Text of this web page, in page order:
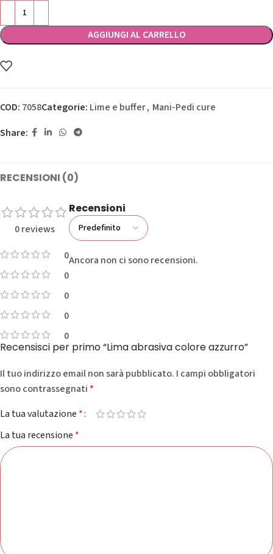
AGGIUNGI AL CARRELLO
COD: 7058Categorie: Lime e buffer, Mani-Pedi cure
Share:
RECENSIONI (0)
0 reviews
0
0
0
0
0
Recensioni
Ancora non ci sono recensioni.
Recensisci per primo “Lima abrasiva colore azzurro”
Il tuo indirizzo email non sarà pubblicato. I campi obbligatori
sono contrassegnati *
La tua valutazione *
La tua recensione *